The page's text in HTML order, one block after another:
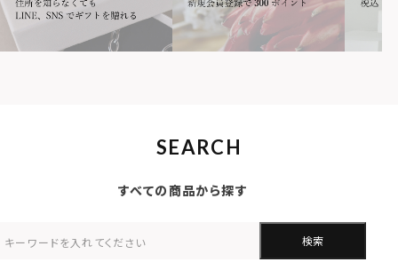
SEARCH
すべての商品から探す
検索